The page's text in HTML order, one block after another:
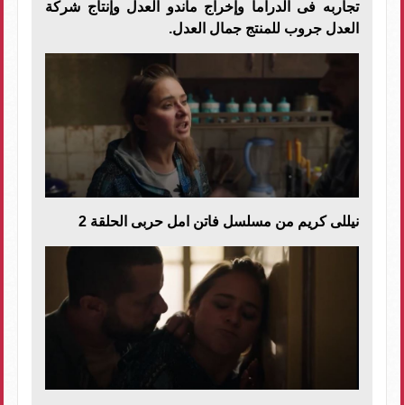
تجاربه فى الدراما وإخراج ماندو العدل وإنتاج شركة
العدل جروب للمنتج جمال العدل.
نيللى كريم من مسلسل فاتن امل حربى الحلقة 2